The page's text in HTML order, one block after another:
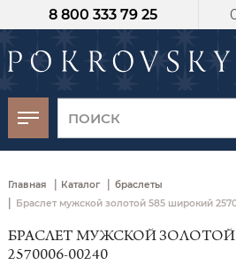
8 800 333 79 25
Главная | Каталог | браслеты
| Браслет мужской золотой 585 широкий
БРАСЛЕТ МУЖСКОЙ
2570006-00240
-30%
от 15 дней с
момента оплаты